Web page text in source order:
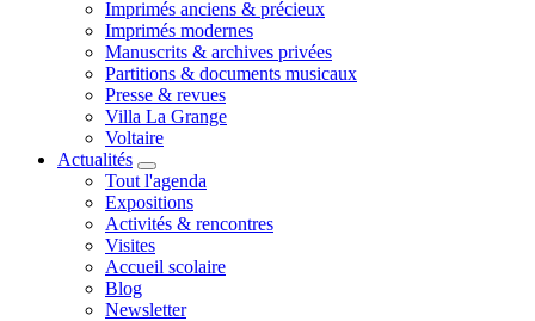
Imprimés anciens & précieux
Imprimés modernes
Manuscrits & archives privées
Partitions & documents musicaux
Presse & revues
Villa La Grange
Voltaire
Actualités
Tout l'agenda
Expositions
Activités & rencontres
Visites
Accueil scolaire
Blog
Newsletter